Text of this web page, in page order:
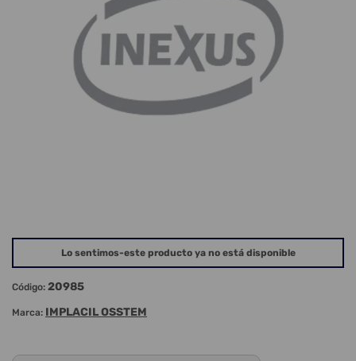
Lo sentimos-este producto ya no está disponible
Código: 20985
Marca: IMPLACIL OSSTEM